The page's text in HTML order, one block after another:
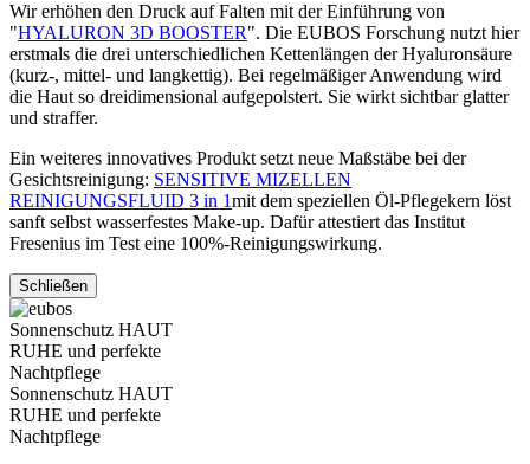
Wir erhöhen den Druck auf Falten mit der Einführung von
"HYALURON 3D BOOSTER". Die EUBOS Forschung nutzt hier
erstmals die drei unterschiedlichen Kettenlängen der Hyaluronsäure
(kurz-, mittel- und langkettig). Bei regelmäßiger Anwendung wird
die Haut so dreidimensional aufgepolstert. Sie wirkt sichtbar glatter
und straffer.
Ein weiteres innovatives Produkt setzt neue Maßstäbe bei der
Gesichtsreinigung: SENSITIVE MIZELLEN
REINIGUNGSFLUID 3 in 1mit dem speziellen Öl-Pflegekern löst
sanft selbst wasserfestes Make-up. Dafür attestiert das Institut
Fresenius im Test eine 100%-Reinigungswirkung.
Schließen
Sonnenschutz HAUT
RUHE und perfekte
Nachtpflege
Sonnenschutz HAUT
RUHE und perfekte
Nachtpflege